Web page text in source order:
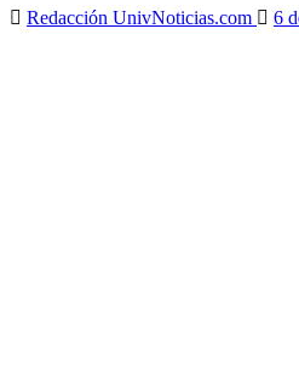
Redacción UnivNoticias.com 6